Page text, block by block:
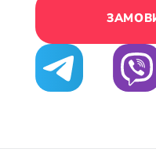
Лікування переломів
Лікування переломів
Лікування переломів
Лікування переломів
Лікування переломів
Іммобілізація